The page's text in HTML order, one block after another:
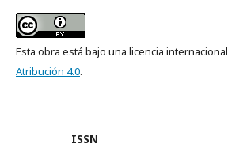
Esta obra está bajo una licencia internacional
Atribución 4.0.
ISSN